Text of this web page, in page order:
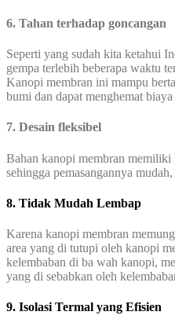
6. Tahan terhadap goncangan
Seperti yang sudah kita ketahui
gempa terlebih beberapa waktu
Kanopi membran ini mampu
bumi dan dapat menghemat biaya
7. Desain fleksibel
Bahan kanopi membran memiliki
sehingga pemasangannya
8. Tidak Mudah Lembap
Karena kanopi membran
area yang di tutupi oleh kanopi
kelembaban di ba wah kanopi,
yang di sebabkan oleh
9. Isolasi Termal yang Efisien